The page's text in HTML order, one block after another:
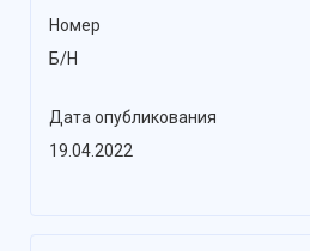
Номер
Б/Н
Дата опубликования
19.04.2022